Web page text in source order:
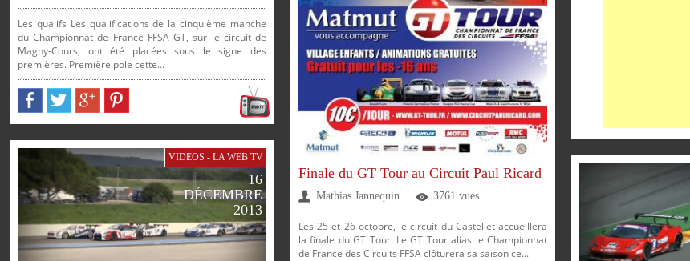
PARTAGERPARTAGERPARTAGERPARTAGER
PARTAGERPARTAGERPARTAGERPARTAGER
Finale du GT Tour au Circuit Paul Ricard
Mathias Jannequin 3761 vues
Les 25 et 26 octobre, le circuit du Castellet accueillera
la finale du GT Tour. Le GT Tour alias le Championnat
de France des Circuits FFSA clôturera sa saison ce...
Les qualifs Les qualifications de la cinquième manche
du Championnat de France FFSA GT, sur le circuit de
Magny-Cours, ont été placées sous le signe des
premières. Première pole cette...
VIDÉOS - LA WEB TV
16
DÉCEMBRE
2013